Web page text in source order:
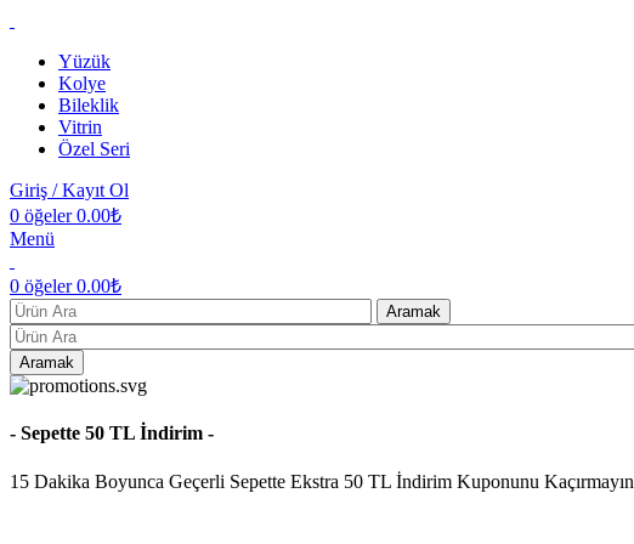
Yüzük
Kolye
Bileklik
Vitrin
Özel Seri
Giriş / Kayıt Ol
0 öğeler 0.00₺
Menü
0 öğeler 0.00₺
Aramak
Aramak
- Sepette 50 TL İndirim -
15 Dakika Boyunca Geçerli Sepette Ekstra 50 TL İndirim Kuponunu Kaçırmayın